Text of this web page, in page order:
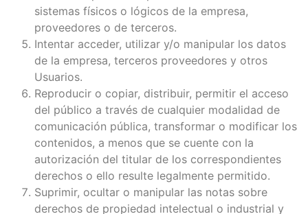
sistemas físicos o lógicos de la empresa,
proveedores o de terceros.
Intentar acceder, utilizar y/o manipular los datos
de la empresa, terceros proveedores y otros
Usuarios.
Reproducir o copiar, distribuir, permitir el acceso
del público a través de cualquier modalidad de
comunicación pública, transformar o modificar los
contenidos, a menos que se cuente con la
autorización del titular de los correspondientes
derechos o ello resulte legalmente permitido.
Suprimir, ocultar o manipular las notas sobre
derechos de propiedad intelectual o industrial y